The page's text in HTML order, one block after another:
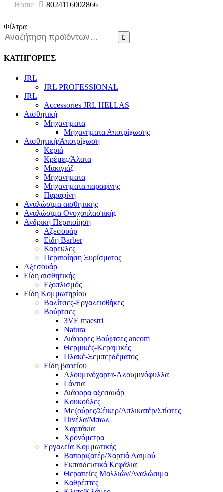
Home 8024116002866
Φίλτρα

ΚΑΤΗΓΟΡΙΕΣ
JRL
JRL PROFESSIONAL
JRL
Accessories JRL HELLAS
Αισθητική
Μηχανήματα
Μηχανήματα Αποτρίχωσης
Αισθητική/Αποτρίχωση
Κεριά
Κρέμες/Άλατα
Μακιγιάζ
Μηχανήματα
Μηχανήματα παραφίνης
Παραφίνη
Αναλώσιμα αισθητικής
Αναλώσιμα Ονυχοπλαστικής
Ανδρική Περιποίηση
Αξεσουάρ
Είδη Barber
Καρέκλες
Περιποίηση Ξυρίσματος
Αξεσουάρ
Είδη αισθητικής
Εξοπλισμός
Είδη Κομμωτηρίου
Βαλίτσες-Εργαλειοθήκες
Βούρτσες
3VE maestri
Natura
Διάφορες Βούρτσες ancom
Θερμικές-Κεραμικές
Πλακέ-Ξεμπερδέματος
Είδη βαφείου
Αλουμινόχαρτα-Αλουμινόφυλλα
Γάντια
Διάφορα αξεσουάρ
Κουκούλες
Μεζούρες/Σέικερ/Απλικατέρ/Στίφτες
Πινέλα/Μπωλ
Χαρτάκια
Χρονόμετρα
Εργαλεία Κομμωτικής
Βαποριζατέρ/Χαρτιά Λαιμού
Εκπαιδευτικά Κεφάλια
Θεραπείες Μαλλιών/Αναλώσιμα
Καθρέπτες